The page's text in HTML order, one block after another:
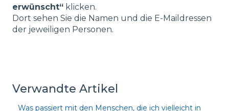
erwünscht“ klicken.
Dort sehen Sie die Namen und die E-Maildressen
der jeweiligen Personen.
Verwandte Artikel
Was passiert mit den Menschen, die ich vielleicht in